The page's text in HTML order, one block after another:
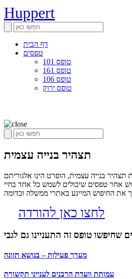
Huppert
דף הבית
טפסים
טופס 101
טופס 161
טופס 106
טופס ירוק
תצהיר בנייה עצמית
בנייה עצמית, הופרט הינו אלגוריתם
אחר טפסים שיכולים לשמש כל אחד בחיי
את החיפוש המייגע באתרי ממשלה וכדומה
לחצו כאן להורדה
שחיפשו טופס זה התעניינו גם לגבי
מערך פעילות – בנושא תזונה
עמותת וועדת הרבנים לענייני תקשורת